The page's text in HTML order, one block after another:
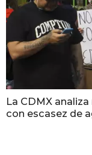
La CDMX
con escasez de